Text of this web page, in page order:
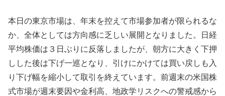
本日の東京市場は、年末を控えて市場参加者が限られるな
か、全体としては方向感に乏しい展開となりました。日経
平均株価は３日ぶりに反落しましたが、朝方に大きく下押
しした後は下げ一巡となり、引けにかけては買い戻しも入
り下げ幅を縮小して取引を終えています。前週末の米国株
式市場が週末要因や金利高、地政学リスクへの警戒感から